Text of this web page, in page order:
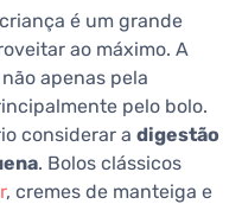
é um grande
ao máximo. A
apenas pela
pelo bolo.
considerar a digestão
. Bolos clássicos
, cremes de manteiga e